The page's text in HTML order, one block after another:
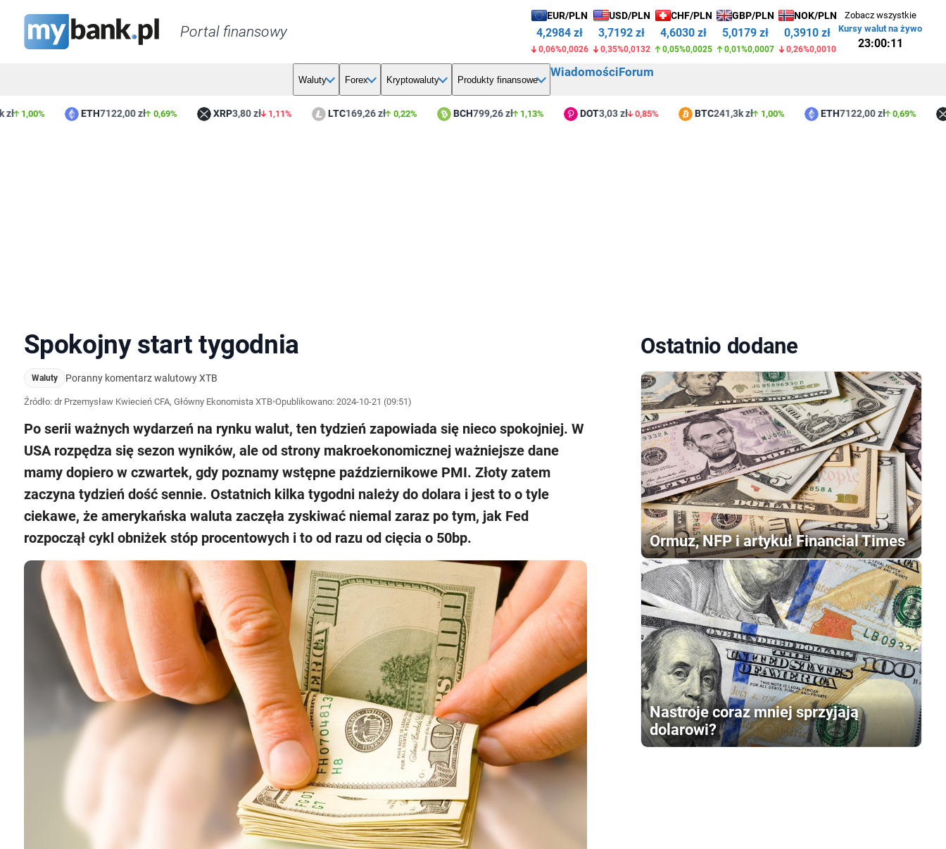
Portal finansowy
EUR/PLN
4,2984 zł
0,06%0,0026
USD/PLN
3,7192 zł
0,35%0,0132
CHF/PLN
4,6030 zł
0,05%0,0025
GBP/PLN
5,0179 zł
0,01%0,0007
NOK/PLN
0,3910 zł
0,26%0,0010
Zobacz wszystkie
Kursy walut na żywo
23:00:11
Waluty Forex Kryptowaluty Produkty finansowe
WiadomościForum
1,00% ETH7122,00 zł 0,69% XRP3,80 zł 1,11% LTC169,26 zł 0,22% BCH799,26 zł 1,13% DOT3,03 zł 0,85% BTC241,3k zł 1,00% ETH7122,00 zł 0,69%
Spokojny start tygodnia
Waluty Poranny komentarz walutowy XTB
Źródło: dr Przemysław Kwiecień CFA, Główny Ekonomista XTB•Opublikowano: 2024-10-21 (09:51)
Po serii ważnych wydarzeń na rynku walut, ten tydzień zapowiada się nieco spokojniej. W
USA rozpędza się sezon wyników, ale od strony makroekonomicznej ważniejsze dane
mamy dopiero w czwartek, gdy poznamy wstępne październikowe PMI. Złoty zatem
zaczyna tydzień dość sennie. Ostatnich kilka tygodni należy do dolara i jest to o tyle
ciekawe, że amerykańska waluta zaczęła zyskiwać niemal zaraz po tym, jak Fed
rozpoczął cykl obniżek stóp procentowych i to od razu od cięcia o 50bp.
Ostatnio dodane
Ormuz, NFP i artykuł Financial Times
Nastroje coraz mniej sprzyjają
dolarowi?